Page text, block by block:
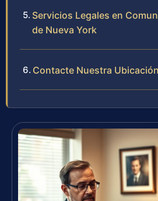
Servicios Legales en
de Nueva York
Contacte Nuestra